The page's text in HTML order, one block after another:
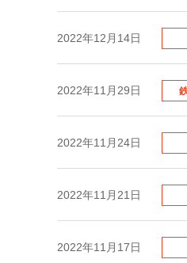
2022年12月14日
2022年11月29日
2022年11月24日
2022年11月21日
2022年11月17日